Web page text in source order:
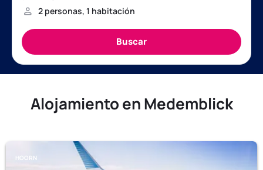
Alojamiento en Medemblick
HOORN